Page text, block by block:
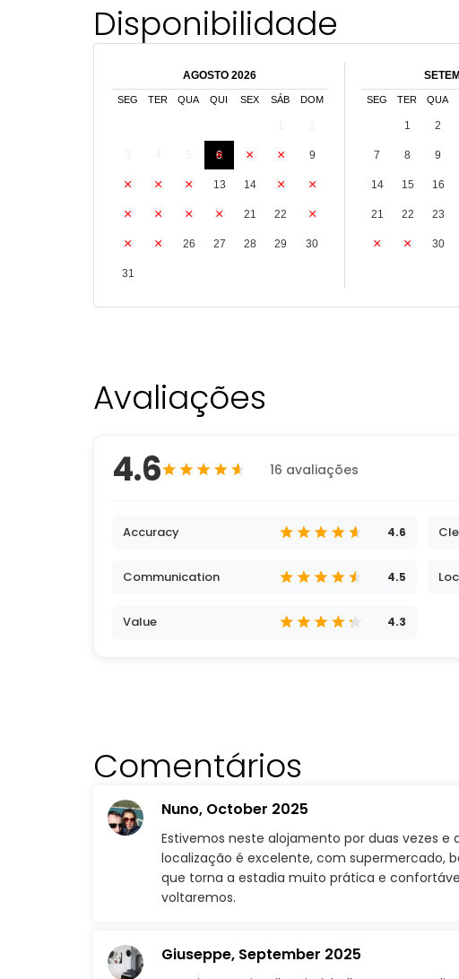
Disponibilidade
AGOSTO 2026
SEG TER QUA QUI SEX SÁB DOM
6 7 8 9
10 11 12 13 14 15 16
17 18 19 20 21 22 23
24 25 26 27 28 29 30
31
SEG TER QUA
1 2
7 8 9
14 15 16
21 22 23
28 29 30
Avaliações
4.6
16 avaliações
Accuracy 4.6
Communication 4.5
Value 4.3
Comentários
Nuno, October 2025
Estivemos neste alojamento por duas vezes
localização é excelente, com supermercado,
que torna a estadia muito prática e
voltaremos.
Giuseppe, September 2025